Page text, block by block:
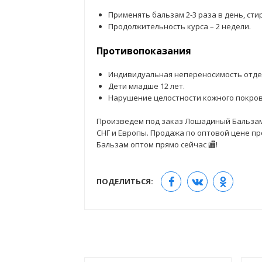
Применять бальзам 2-3 раза в день,
Продолжительность курса – 2 недели.
Противопоказания
Индивидуальная непереносимость
Дети младше 12 лет.
Нарушение целостности кожного
Произведем под заказ Лошадиный
СНГ и Европы. Продажа по оптовой цене
Бальзам оптом прямо сейчас 🏬!
ПОДЕЛИТЬСЯ: